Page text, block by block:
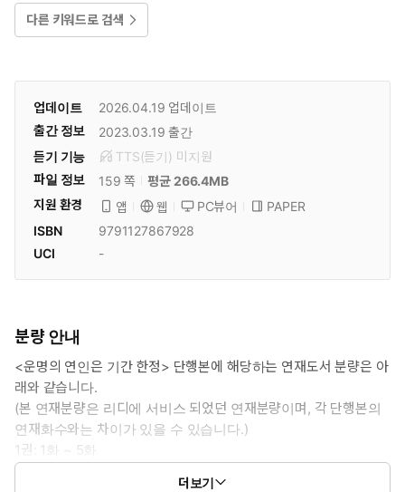
다른 키워드로 검색
업데이트 2026.04.19 업데이트
출간 정보
2023.03.19 출간
듣기 기능
TTS(듣기) 미 지원
파일 정보
159 쪽
평균 266.4MB
지원 환경
앱 웹 PC뷰어
PAPER
ISBN
9791127867928
UCI
-
분량 안내
<운명의 연인은 기간 한정> 단행본에 해당하는 연재도서 분량은 아
래와 같습니다.
(본 연재분량은 리디에 서비스 되었던 연재분량이며, 각 단행본의
연재화수와는 차이가 있을 수 있습니다.)
1권: 1화 ~ 5화
2권: 6화 ~ 11화
더보기